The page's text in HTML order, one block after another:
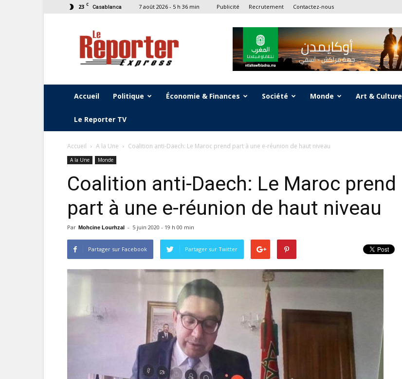
23 C Casablanca 7 août 2026 - 5 h 36 min Publicité Recrutement Contactez-nous
Le
Reporter
Express
Accueil Politique Économie & Finances Société Monde Art & Culture
Le Reporter TV
Accueil A la Une Coalition anti-Daech: Le Maroc prend part à une e-réunion de haut niveau
A la Une Monde
Coalition anti-Daech: Le Maroc prend
part à une e-réunion de haut niveau
Par Mohcine Lourhzal - 5 juin 2020 - 19 h 00 min
Partager sur Facebook Partager sur Twitter